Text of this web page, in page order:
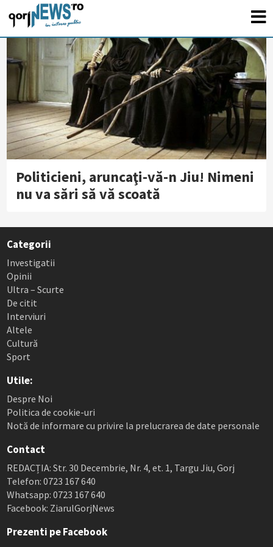
Politicieni, aruncaţi-vă-n Jiu! Nimeni
nu va sări să vă scoată
Categorii
Investigatii
Opinii
Ultra – Scurte
De citit
Interviuri
Altele
Cultură
Sport
Utile:
Despre Noi
Politica de cookie-uri
Notă de informare cu privire la prelucrarea de date personale
Contact
REDACȚIA: Str. 30 Decembrie, Nr. 4, et. 1, Targu Jiu, Gorj
Telefon: 0723 167 640
Whatsapp: 0723 167 640
Facebook: ZiarulGorjNews
Prezenti pe Facebook